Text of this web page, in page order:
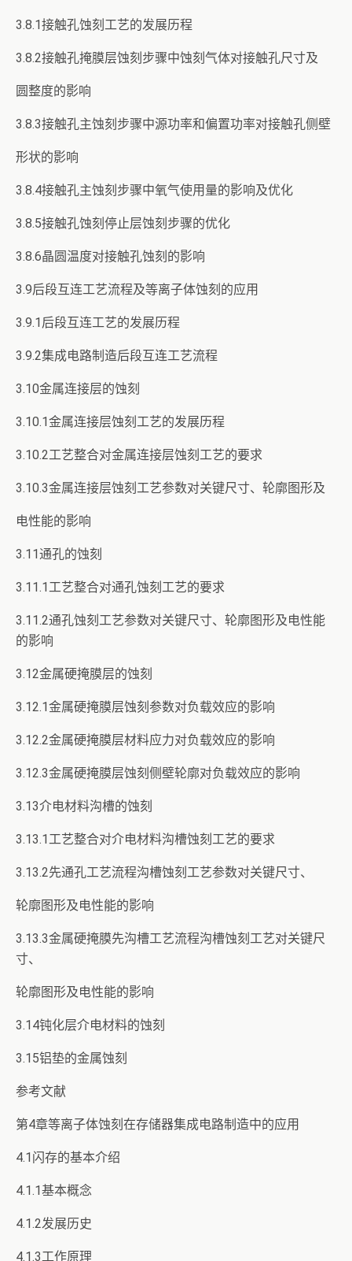
3.8.1接触孔蚀刻工艺的发展历程
3.8.2接触孔掩膜层蚀刻步骤中蚀刻气体对接触孔尺寸及
圆整度的影响
3.8.3接触孔主蚀刻步骤中源功率和偏置功率对接触孔侧壁
形状的影响
3.8.4接触孔主蚀刻步骤中氧气使用量的影响及优化
3.8.5接触孔蚀刻停止层蚀刻步骤的优化
3.8.6晶圆温度对接触孔蚀刻的影响
3.9后段互连工艺流程及等离子体蚀刻的应用
3.9.1后段互连工艺的发展历程
3.9.2集成电路制造后段互连工艺流程
3.10金属连接层的蚀刻
3.10.1金属连接层蚀刻工艺的发展历程
3.10.2工艺整合对金属连接层蚀刻工艺的要求
3.10.3金属连接层蚀刻工艺参数对关键尺寸、轮廓图形及
电性能的影响
3.11通孔的蚀刻
3.11.1工艺整合对通孔蚀刻工艺的要求
3.11.2通孔蚀刻工艺参数对关键尺寸、轮廓图形及电性能
的影响
3.12金属硬掩膜层的蚀刻
3.12.1金属硬掩膜层蚀刻参数对负载效应的影响
3.12.2金属硬掩膜层材料应力对负载效应的影响
3.12.3金属硬掩膜层蚀刻侧壁轮廓对负载效应的影响
3.13介电材料沟槽的蚀刻
3.13.1工艺整合对介电材料沟槽蚀刻工艺的要求
3.13.2先通孔工艺流程沟槽蚀刻工艺参数对关键尺寸、
轮廓图形及电性能的影响
3.13.3金属硬掩膜先沟槽工艺流程沟槽蚀刻工艺对关键尺
寸、
轮廓图形及电性能的影响
3.14钝化层介电材料的蚀刻
3.15铝垫的金属蚀刻
参考文献
第4章等离子体蚀刻在存储器集成电路制造中的应用
4.1闪存的基本介绍
4.1.1基本概念
4.1.2发展历史
4.1.3工作原理